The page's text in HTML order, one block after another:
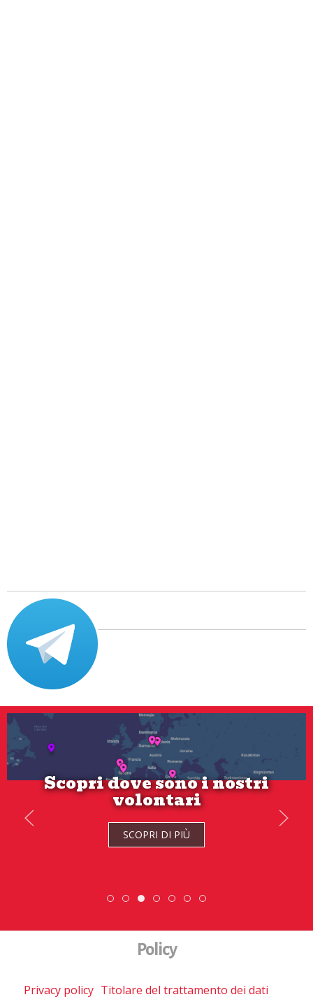
Scopri dove sono i nostri
volontari
SCOPRI DI PIÙ
ESC » Volontariato internazionale
Scopri dove sono i nostri
Scambio Giovanile »
DiscoverEu
Policy
Privacy policy Titolare del trattamento dei dati